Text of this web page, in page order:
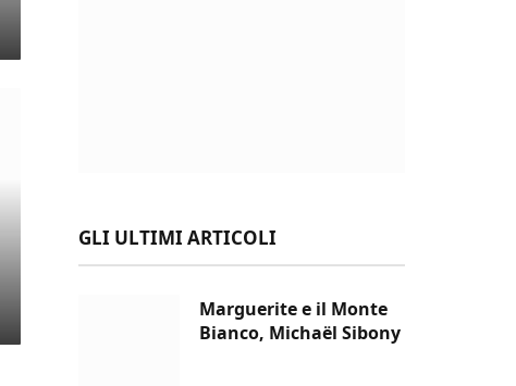
GLI ULTIMI ARTICOLI
Marguerite e il Monte
Bianco, Michaël Sibony